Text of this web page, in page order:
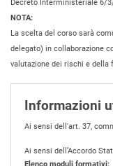
Decreto Interministeriale 6/
NOTA:
La scelta del corso sarà
delegato) in collaborazione
valutazione dei rischi e
Informazioni
Ai sensi dell'art. 37,
Ai sensi dell’Accordo